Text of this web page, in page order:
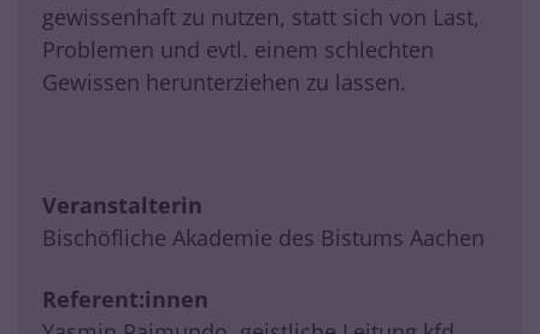
gewissenhaft zu nutzen, statt sich von Last,
Problemen und evtl. einem schlechten
Gewissen herunterziehen zu lassen.
Veranstalterin
Bischöfliche Akademie des Bistums Aachen
Referent:innen